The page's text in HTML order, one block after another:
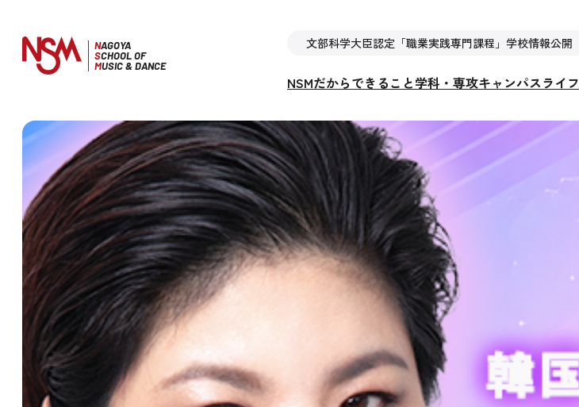
NAGOYA
SCHOOL OF
MUSIC & DANCE
文部科学大臣認定「職業実践専門課程」学校情報公開
NSMだからできること学科・専攻キャンパスライフ